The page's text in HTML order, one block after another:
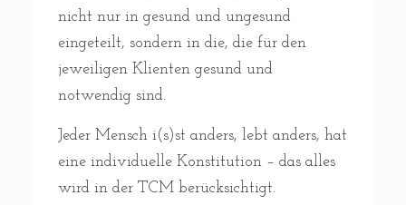
nicht nur in gesund und ungesund
eingeteilt, sondern in die, die für den
jeweiligen Klienten gesund und
notwendig sind.
Jeder Mensch i(s)st anders, lebt anders, hat
eine individuelle Konstitution – das alles
wird in der TCM berücksichtigt.